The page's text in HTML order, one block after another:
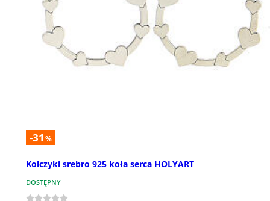
-31 %
Kolczyki srebro 925 koła serca HOLYART
DOSTĘPNY